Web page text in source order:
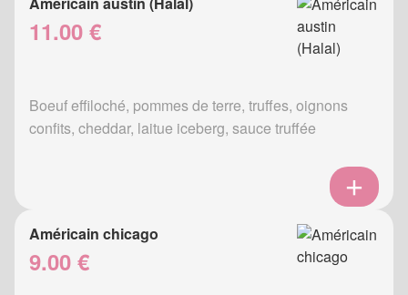
11.00 €
Boeuf effiloché, pommes de terre, truffes, oignons
confits, cheddar, laitue iceberg, sauce truffée
Américain chicago
9.00 €